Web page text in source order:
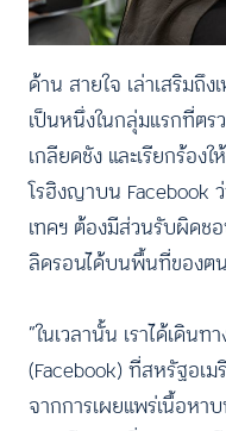
ด้าน สายใจ เล่าเสริมถึ
เป็นหนึ่งในกลุ่มแรกที่ต
เกลียดชัง และเรียกร้อง
โรฮิงญาบน Facebook
เทคฯ ต้องมีส่วนรับผิด
ลิดรอนได้บนพื้นที่ของตน
“ในเวลานั้น เราได้เดิน
(Facebook) ที่สหรัฐอเ
จากการเผยแพร่เนื้อหา